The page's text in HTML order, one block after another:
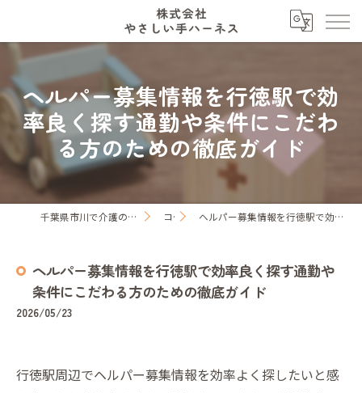
ヘルパー募集情報を行徳駅で効
率良く探す通勤や条件にこだわ
る方のための徹底ガイド
千葉県市川で介護の求人なら株式会社やさしい手ハーネス コラム ヘルパー募集情報を行徳駅で効率良く探す通勤や条件にこだわる方のための徹底ガイド
ヘルパー募集情報を行徳駅で効率良く探す通勤や
条件にこだわる方のための徹底ガイド
2026/05/23
行徳駅周辺でヘルパー募集情報を効率よく探したいと感